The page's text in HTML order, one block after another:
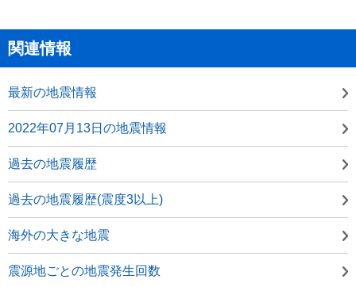
関連情報
最新の地震情報
2022年07月13日の地震情報
過去の地震履歴
過去の地震履歴(震度3以上)
海外の大きな地震
震源地ごとの地震発生回数